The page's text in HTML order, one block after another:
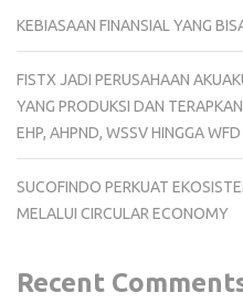
KEBIASAAN FINANSIAL YANG
FISTX JADI PERUSAHAAN
YANG PRODUKSI DAN
EHP, AHPND, WSSV HINGGA
SUCOFINDO PERKUAT
MELALUI CIRCULAR ECONOMY
Recent